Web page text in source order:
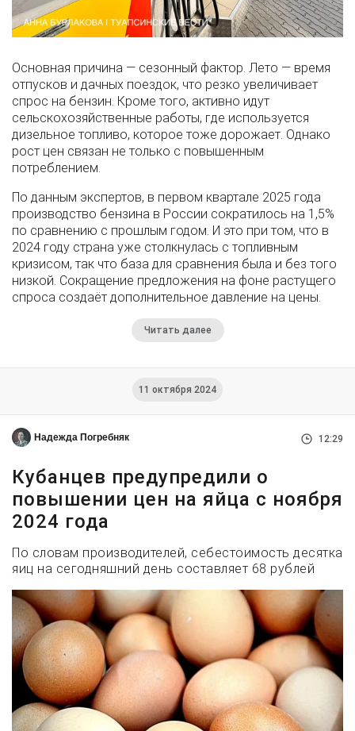
Основная причина — сезонный фактор. Лето — время
отпусков и дачных поездок, что резко увеличивает
спрос на бензин. Кроме того, активно идут
сельскохозяйственные работы, где используется
дизельное топливо, которое тоже дорожает. Однако
рост цен связан не только с повышенным
потреблением.
По данным экспертов, в первом квартале 2025 года
производство бензина в России сократилось на 1,5%
по сравнению с прошлым годом. И это при том, что в
2024 году страна уже столкнулась с топливным
кризисом, так что база для сравнения была и без того
низкой. Сокращение предложения на фоне растущего
спроса создаёт дополнительное давление на цены.
Читать далее
11 октября 2024
Надежда Погребняк 12:29
Кубанцев предупредили о
повышении цен на яйца с ноября
2024 года
По словам производителей, себестоимость десятка
яиц на сегодняшний день составляет 68 рублей